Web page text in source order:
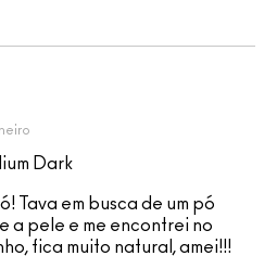
Dark
Tava em busca de um pó
a pele e me encontrei no
fica muito natural, amei!!!